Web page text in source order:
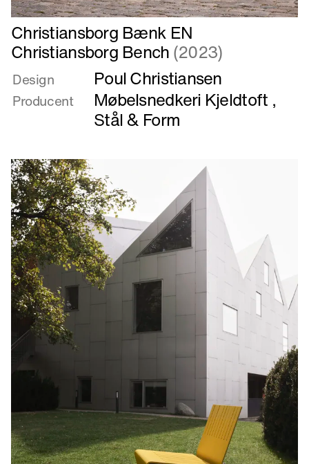
Læs
mere
om
Christiansborg
Bænk
EN
Christiansborg Bænk EN
Christiansborg Bench(2023)
Design Poul Christiansen
Producent Møbelsnedkeri Kjeldtoft ,
Stål & Form